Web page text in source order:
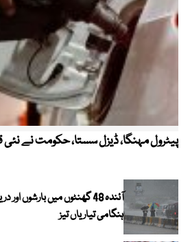
پیٹرول مہنگا، ڈیزل سستا، حکومت نے نئی
آئندہ 48 گھنٹوں میں بارشوں
ہنگامی تیاریاں تیز